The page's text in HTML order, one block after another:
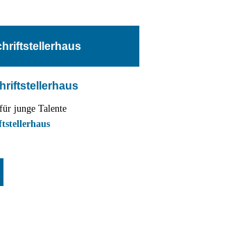
junge Talente